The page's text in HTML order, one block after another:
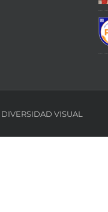
DIVERSIDAD VISUAL